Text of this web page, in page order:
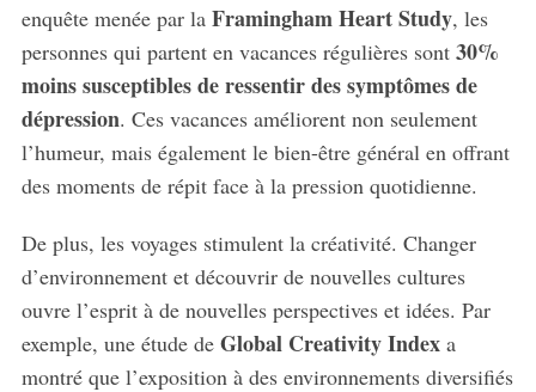
enquête menée par la Framingham Heart Study, les
personnes qui partent en vacances régulières sont 30%
moins susceptibles de ressentir des symptômes de
dépression. Ces vacances améliorent non seulement
l’humeur, mais également le bien-être général en offrant
des moments de répit face à la pression quotidienne.
De plus, les voyages stimulent la créativité. Changer
d’environnement et découvrir de nouvelles cultures
ouvre l’esprit à de nouvelles perspectives et idées. Par
exemple, une étude de Global Creativity Indexa
montré que l’exposition à des environnements diversifiés